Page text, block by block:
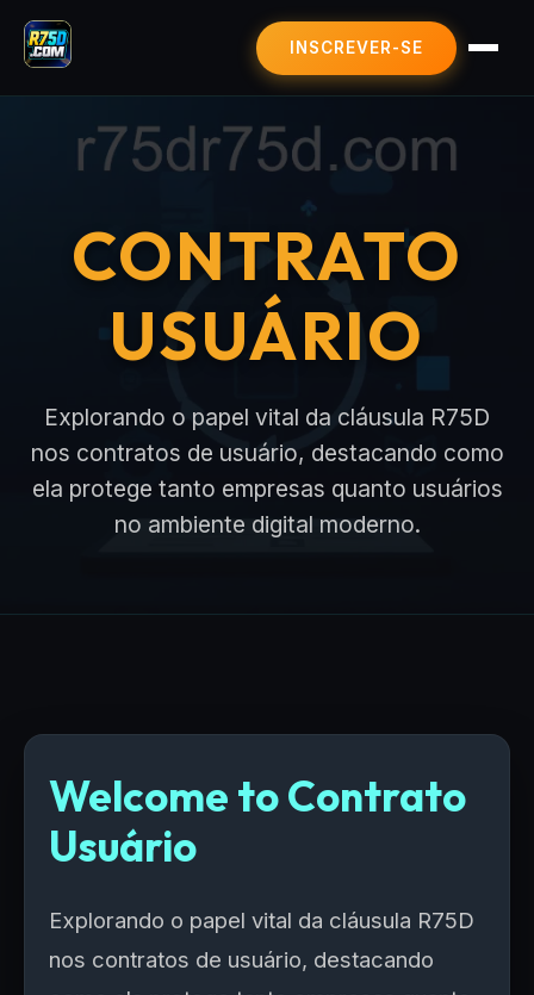
MAHJONG
JOGOS DE LOTERIA
CONTRATO USUÁRIO
ÚLTIMAS NOTÍCIAS
INSCREVER-SE
CONTRATO
USUÁRIO
Explorando o papel vital da cláusula R75D
nos contratos de usuário, destacando como
ela protege tanto empresas quanto usuários
no ambiente digital moderno.
Welcome to Contrato
Usuário
Explorando o papel vital da cláusula R75D
nos contratos de usuário, destacando